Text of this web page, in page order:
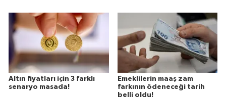
Altın fiyatları için 3 farklı
senaryo masada!
Emeklilerin maaş zam
farkının ödeneceği tarih
belli oldu!